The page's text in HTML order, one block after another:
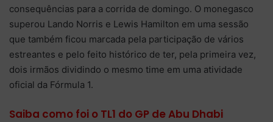
consequências para a corrida de domingo. O monegasco
superou Lando Norris e Lewis Hamilton em uma sessão
que também ficou marcada pela participação de vários
estreantes e pelo feito histórico de ter, pela primeira vez,
dois irmãos dividindo o mesmo time em uma atividade
oficial da Fórmula 1.
Saiba como foi o TL1 do GP de Abu Dhabi